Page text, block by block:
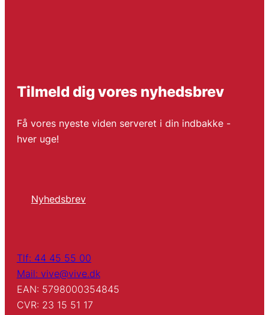
Tilmeld dig vores nyhedsbrev
Få vores nyeste viden serveret i din indbakke -
hver uge!
Nyhedsbrev
Tlf: 44 45 55 00
Mail: vive@vive.dk
EAN: 5798000354845
CVR: 23 15 51 17